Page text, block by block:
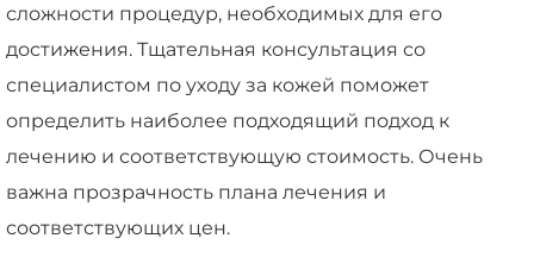
сложности процедур, необходимых для его
достижения. Тщательная консультация со
специалистом по уходу за кожей поможет
определить наиболее подходящий подход к
лечению и соответствующую стоимость. Очень
важна прозрачность плана лечения и
соответствующих цен.